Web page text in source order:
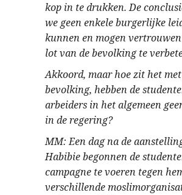
kop in te drukken. De
we geen enkele burgerlijke
kunnen en mogen
lot van de bevolking te
Akkoord, maar hoe zit het
bevolking, hebben de
arbeiders in het algemeen
in de regering?
MM: Een dag na de
Habibie begonnen de
campagne te voeren tegen
verschillende